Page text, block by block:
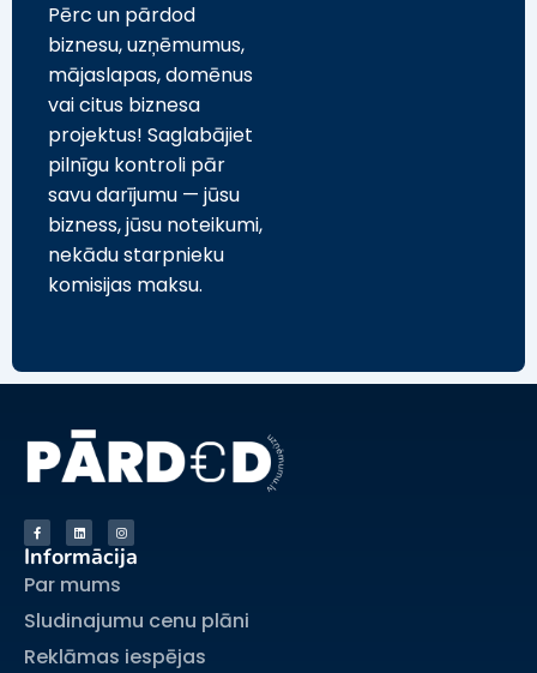
Pērc un pārdod
biznesu, uzņēmumus,
mājaslapas, domēnus
vai citus biznesa
projektus! Saglabājiet
pilnīgu kontroli pār
savu darījumu — jūsu
bizness, jūsu noteikumi,
nekādu starpnieku
komisijas maksu.
Informācija
Par mums
Sludinajumu cenu plāni
Reklāmas iespējas